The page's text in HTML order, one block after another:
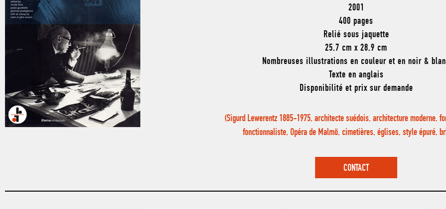
2001
400 pages
Relié sous jaquette
25,7 cm x 28,9 cm
Nombreuses illustrations en couleur et en noir &
Texte en anglais
Disponibilité et prix sur demande
(Sigurd Lewerentz 1885-1975, architecte suédois, architecture moderne,
fonctionnaliste, Opéra de Malmö, cimetières, églises, style épuré,
CONTACT